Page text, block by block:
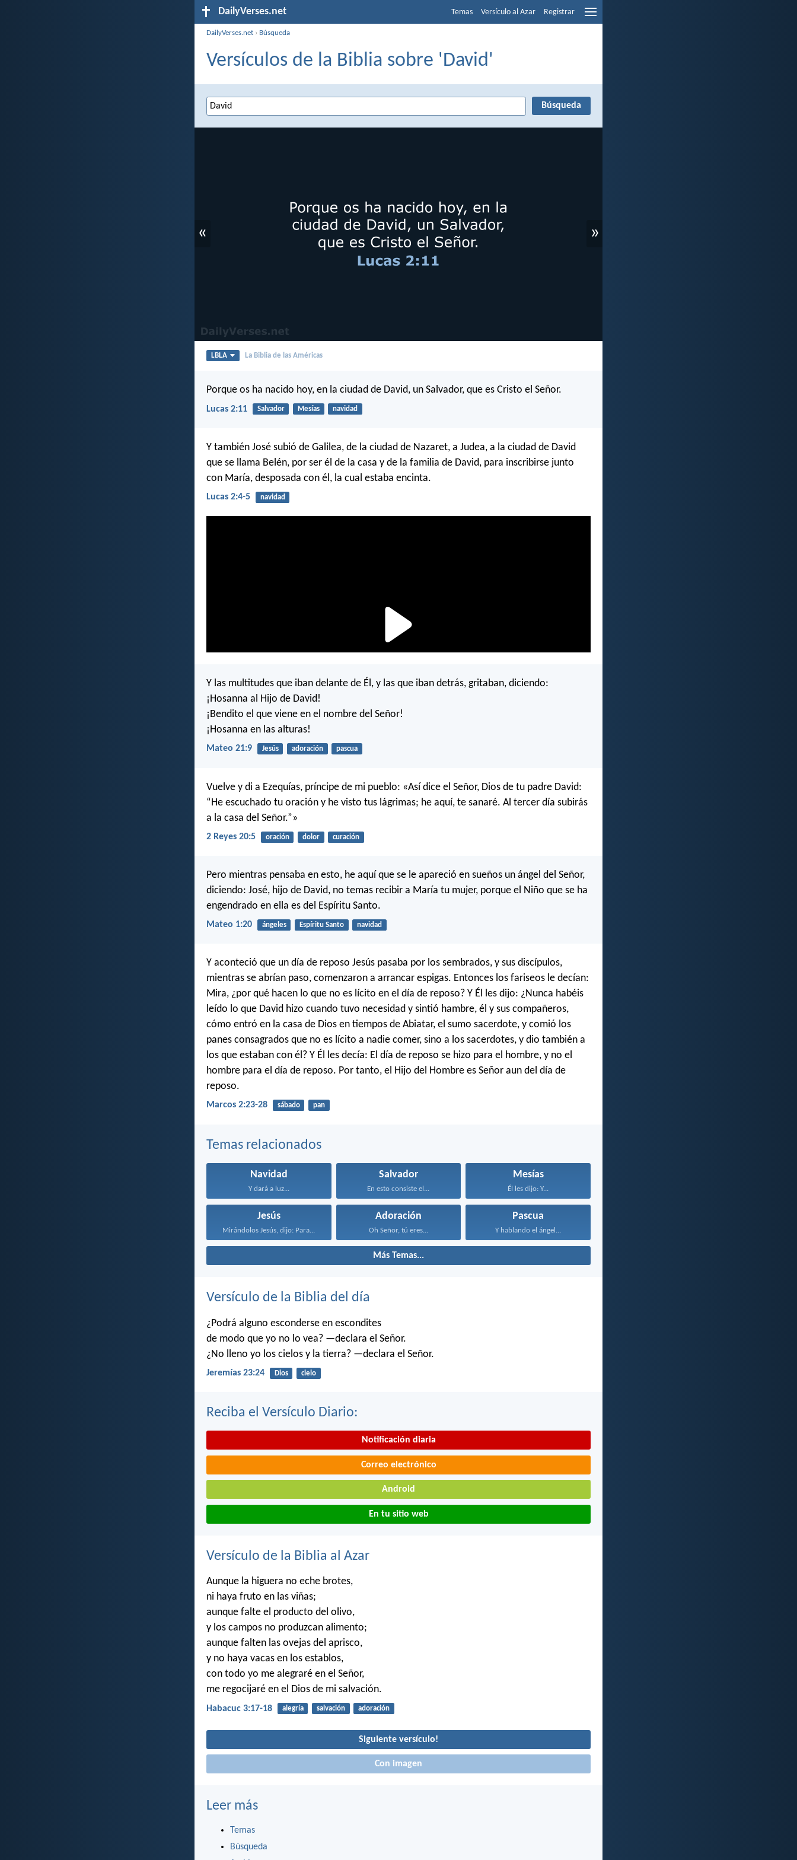
DailyVerses.net Temas Versículo al Azar Registrar
DailyVerses.net › Búsqueda
Versículos de la Biblia sobre 'David'
« »
LBLA La Biblia de las Américas
Porque os ha nacido hoy, en la ciudad de David, un Salvador, que es Cristo el Señor.
Lucas 2:11 Salvador Mesías navidad
Y también José subió de Galilea, de la ciudad de Nazaret, a Judea, a la ciudad de David
que se llama Belén, por ser él de la casa y de la familia de David, para inscribirse junto
con María, desposada con él, la cual estaba encinta.
Lucas 2:4-5 navidad
Y las multitudes que iban delante de Él, y las que iban detrás, gritaban, diciendo:
¡Hosanna al Hijo de David!
¡Bendito el que viene en el nombre del Señor!
¡Hosanna en las alturas!
Mateo 21:9 Jesús adoración pascua
Vuelve y di a Ezequías, príncipe de mi pueblo: «Así dice el Señor, Dios de tu padre David:
“He escuchado tu oración y he visto tus lágrimas; he aquí, te sanaré. Al tercer día subirás
a la casa del Señor.”»
2 Reyes 20:5 oración dolor curación
Pero mientras pensaba en esto, he aquí que se le apareció en sueños un ángel del Señor,
diciendo: José, hijo de David, no temas recibir a María tu mujer, porque el Niño que se ha
engendrado en ella es del Espíritu Santo.
Mateo 1:20 ángeles Espíritu Santo navidad
Y aconteció que un día de reposo Jesús pasaba por los sembrados, y sus discípulos,
mientras se abrían paso, comenzaron a arrancar espigas. Entonces los fariseos le decían:
Mira, ¿por qué hacen lo que no es lícito en el día de reposo? Y Él les dijo: ¿Nunca habéis
leído lo que David hizo cuando tuvo necesidad y sintió hambre, él y sus compañeros,
cómo entró en la casa de Dios en tiempos de Abiatar, el sumo sacerdote, y comió los
panes consagrados que no es lícito a nadie comer, sino a los sacerdotes, y dio también a
los que estaban con él? Y Él les decía: El día de reposo se hizo para el hombre, y no el
hombre para el día de reposo. Por tanto, el Hijo del Hombre es Señor aun del día de
reposo.
Marcos 2:23-28 sábado pan
Temas relacionados
Navidad
Y dará a luz...
Salvador
En esto consiste el...
Mesías
Él les dijo: Y...
Jesús
Mirándolos Jesús, dijo: Para...
Adoración
Oh Señor, tú eres...
Pascua
Y hablando el ángel...
Más Temas...
Versículo de la Biblia del día
¿Podrá alguno esconderse en escondites
de modo que yo no lo vea? —declara el Señor.
¿No lleno yo los cielos y la tierra? —declara el Señor.
Jeremías 23:24 Dios cielo
Reciba el Versículo Diario:
Notificación diaria
Correo electrónico
Android
En tu sitio web
Versículo de la Biblia al Azar
Aunque la higuera no eche brotes,
ni haya fruto en las viñas;
aunque falte el producto del olivo,
y los campos no produzcan alimento;
aunque falten las ovejas del aprisco,
y no haya vacas en los establos,
con todo yo me alegraré en el Señor,
me regocijaré en el Dios de mi salvación.
Habacuc 3:17-18 alegría salvación adoración
Siguiente versículo!
Con imagen
Leer más
Temas
Búsqueda